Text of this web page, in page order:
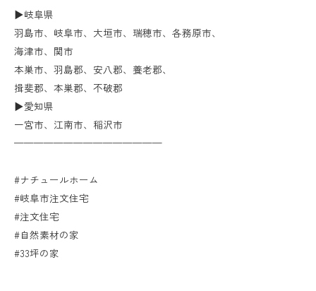
▶︎岐阜県
羽島市、岐阜市、大垣市、瑞穂市、各務原市、
海津市、関市
本巣市、羽島郡、安八郡、養老郡、
揖斐郡、本巣郡、不破郡
▶︎愛知県
一宮市、江南市、稲沢市
———————————————
#ナチュールホーム
#岐阜市注文住宅
#注文住宅
#自然素材の家
#33坪の家